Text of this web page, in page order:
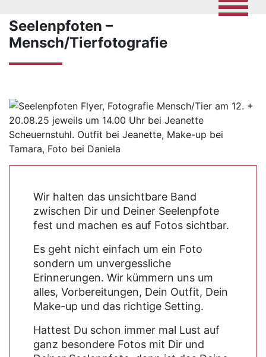
Seelenpfoten –
Mensch/Tierfotografie
Wir halten das unsichtbare Band
zwischen Dir und Deiner Seelenpfote
fest und machen es auf Fotos sichtbar.
Es geht nicht einfach um ein Foto
sondern um unvergessliche
Erinnerungen. Wir kümmern uns um
alles, Vorbereitungen, Dein Outfit, Dein
Make-up und das richtige Setting.
Hattest Du schon immer mal Lust auf
ganz besondere Fotos mit Dir und